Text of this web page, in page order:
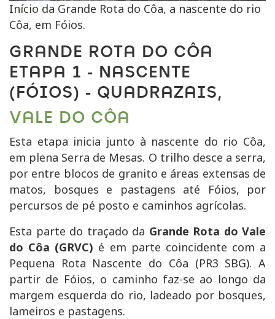
Início da Grande Rota do Côa, a nascente do rio
Côa, em Fóios.
GRANDE ROTA DO CÔA
ETAPA 1 - NASCENTE
(FÓIOS) - QUADRAZAIS,
VALE DO CÔA
Esta etapa inicia junto à nascente do rio Côa,
em plena Serra de Mesas. O trilho desce a serra,
por entre blocos de granito e áreas extensas de
matos, bosques e pastagens até Fóios, por
percursos de pé posto e caminhos agrícolas.
Esta parte do traçado da Grande Rota do Vale
do Côa (GRVC) é em parte coincidente com a
Pequena Rota Nascente do Côa (PR3 SBG). A
partir de Fóios, o caminho faz-se ao longo da
margem esquerda do rio, ladeado por bosques,
lameiros e pastagens.